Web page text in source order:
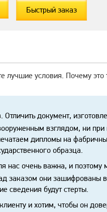
Быстрый заказ
лучшие условия. Почему
документ,
взглядом, ни при
дипломы на
образца.
нас очень важна, и
заказом они зашифрованы
сведения будут стерты.
и хотим, чтобы он